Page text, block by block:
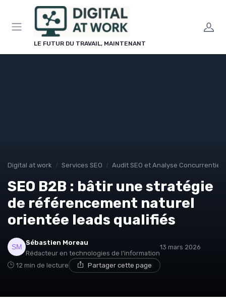
LE FUTUR DU TRAVAIL, MAINTENANT
Digital at work Services SEO Audit SEO et Analyse
SEO B2B : bâtir une stratégie
de référencement naturel
orientée leads qualifiés
Sébastien Moreau
Rédacteur en technologies de l’information
13 mars 2026
12 min de lecture Partager cette page
Panneau de gestion des cookies